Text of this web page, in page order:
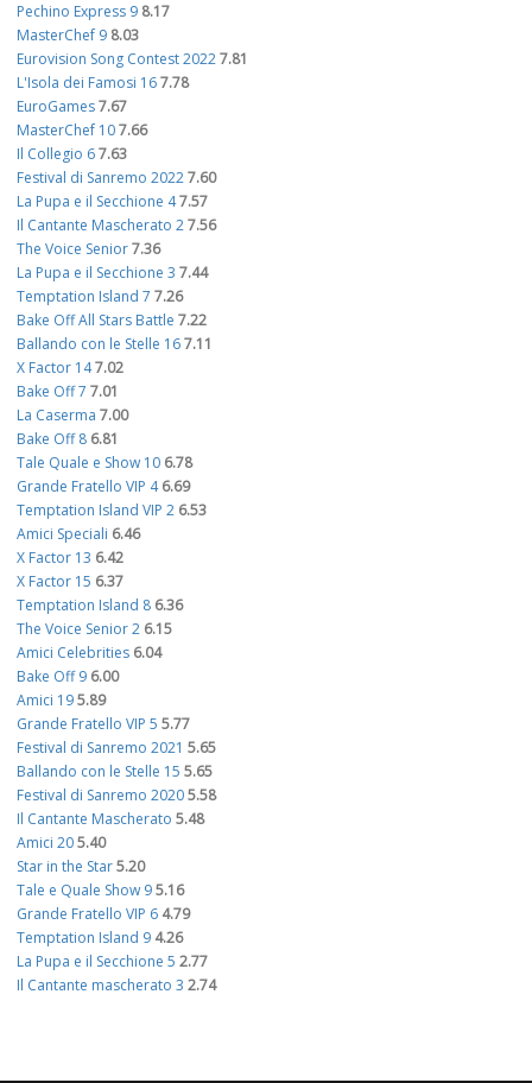
Pechino Express 9 8.17
MasterChef 9 8.03
Eurovision Song Contest 20227.81
L'Isola dei Famosi 167.78
EuroGames7.67
MasterChef 107.66
Il Collegio 67.63
Festival di Sanremo 20227.60
La Pupa e il Secchione 47.57
Il Cantante Mascherato 27.56
The Voice Senior7.36
La Pupa e il Secchione 3 7.44
Temptation Island 7 7.26
Bake Off All Stars Battle 7.22
Ballando con le Stelle 167.11
X Factor 147.02
Bake Off 7 7.01
La Caserma 7.00
Bake Off 8 6.81
Tale Quale e Show 10 6.78
Grande Fratello VIP 4 6.69
Temptation Island VIP 2 6.53
Amici Speciali 6.46
X Factor 13 6.42
X Factor 15 6.37
Temptation Island 8 6.36
The Voice Senior 2 6.15
Amici Celebrities 6.04
Bake Off 9 6.00
Amici 195.89
Grande Fratello VIP 5 5.77
Festival di Sanremo 2021 5.65
Ballando con le Stelle 15 5.65
Festival di Sanremo 20205.58
Il Cantante Mascherato 5.48
Amici 205.40
Star in the Star5.20
Tale e Quale Show 95.16
Grande Fratello VIP 6 4.79
Temptation Island 9 4.26
La Pupa e il Secchione 5 2.77
Il Cantante mascherato 3 2.74